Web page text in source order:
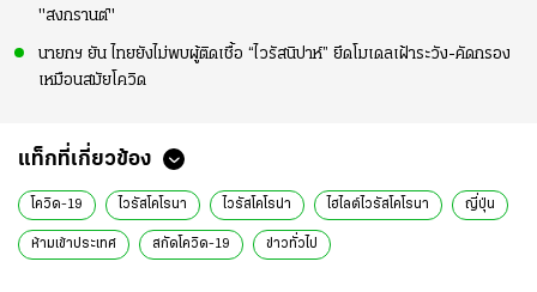
"สงกรานต์"
นายกฯ ยัน ไทยยังไม่พบผู้ติดเชื้อ “ไวรัสนิปาห์” ยึดโมเดลเฝ้าระวัง-คัดกรอง
เหมือนสมัยโควิด
แท็กที่เกี่ยวข้อง
โควิด-19 ไวรัสโคโรนา ไวรัสโคโรน่า ไฮไลต์ไวรัสโคโรนา ญี่ปุ่น
ห้ามเข้าประเทศ สกัดโควิด-19 ข่าวทั่วไป